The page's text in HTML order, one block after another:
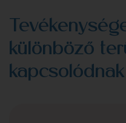
különböző
kapcsolódnak